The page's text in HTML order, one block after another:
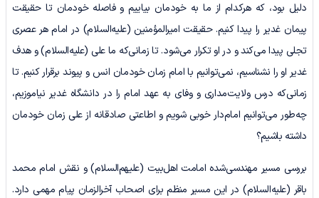
دلیل بود، که هرکدام از ما به خودمان بیاییم و فاصله خودمان تا حقیقت
پیمان غدیر را پیدا کنیم. حقیقت امیرالمؤمنین (علیه‌السلام) در امام هر عصری
تجلی پیدا می‌کند و در او تکرار می‌شود. تا زمانی‌که ما علی (علیه‌السلام) و هدف
غدیر او را نشناسیم، نمی‌توانیم با امام زمان خودمان انس و پیوند برقرار کنیم. تا
زمانی‌که درس ولایت‌مداری و وفای‌ به عهد امام را در دانشگاه غدیر نیاموزیم،
چه‌طور می‌توانیم امام‌دار خوبی شویم و اطاعتی صادقانه از علی زمان خودمان
داشته باشیم؟
بررسی مسیر مهندسی‌شده امامت اهل‌بیت (علیهم‌السلام) و نقش امام محمد
باقر (علیه‌السلام) در این مسیر منظم برای اصحاب آخرالزمان پیام مهمی دارد.